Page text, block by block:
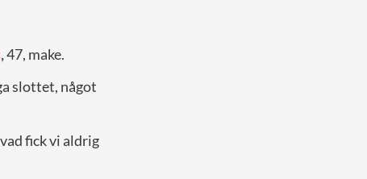
,47, make.
slottet, något
fick vi aldrig